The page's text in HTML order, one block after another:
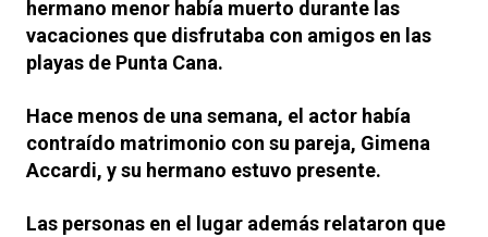
hermano menor había muerto durante las
vacaciones que disfrutaba con amigos en las
playas de Punta Cana.
Hace menos de una semana, el actor había
contraído matrimonio con su pareja, Gimena
Accardi, y su hermano estuvo presente.
Las personas en el lugar además relataron que